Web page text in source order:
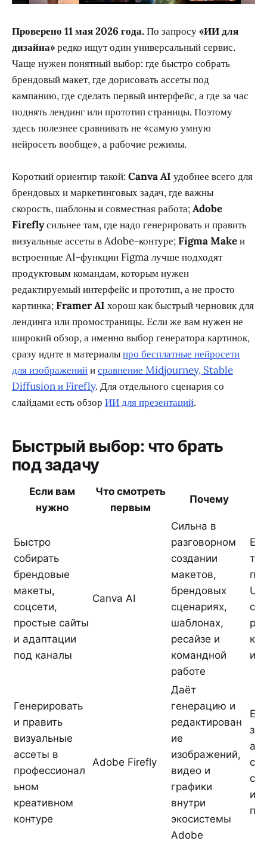
Проверено 11 мая 2026 года.По запросу«ИИ для
дизайна»редко ищут один универсальный сервис.
Чаще нужен понятный выбор: где быстро собрать
брендовый макет, где дорисовать ассеты под
кампанию, где сделать первый интерфейс, а где за час
поднять лендинг или прототип страницы. Поэтому
здесь полезнее сравнивать не «самую умную
нейросеть вообще», а рабочие режимы.
Короткий ориентир такой: Canva AI удобнее всего для
брендовых и маркетинговых задач, где важны
скорость, шаблоны и совместная работа;Adobe
Fireflyсильнее там, где надо генерировать и править
визуальные ассеты в Adobe-контуре;Figma Makeи
встроенные AI-функции Figma лучше подходят
продуктовым командам, которым нужен
редактируемый интерфейс и прототип, а не просто
картинка;Framer AI хорош как быстрый черновик для
лендинга или промостраницы. Если же вам нужен не
широкий обзор, а именно выбор генератора картинок,
сразу идите в материалыпро бесплатные нейросети
для изображенийисравнение Midjourney, Stable
Diffusion и Firefly. Для отдельного сценария со
слайдами есть обзор ИИ для презентаций.
Быстрый выбор: что брать
под задачу
Если вам
нужно
Что смотреть
первым
Почему
Быстро
собирать
брендовые
макеты,
соцсети,
простые сайты
и адаптации
под каналы
Canva AI
Сильна в
разговорном
создании
макетов,
брендовых
сценариях,
шаблонах,
ресайзе и
командной
работе
UI,
Генерировать
и править
визуальные
ассеты в
профессионал
ьном
креативном
контуре
Adobe Firefly
Даёт
генерацию и
редактирован
ие
изображений,
видео и
графики
внутри
экосистемы
Adobe